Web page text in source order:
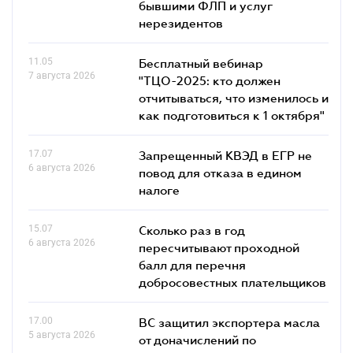
бывшими ФЛП и услуг
нерезидентов
11.05
7 августа 2026
Бесплатный вебинар
"ТЦО-2025: кто должен
отчитываться, что изменилось и
как подготовиться к 1 октября"
17.07
6 августа 2026
Запрещенный КВЭД в ЕГР не
повод для отказа в едином
налоге
15.07
6 августа 2026
Сколько раз в год
пересчитывают проходной
балл для перечня
добросовестных плательщиков
17.00
5 августа 2026
ВС защитил экспортера масла
от доначислений по